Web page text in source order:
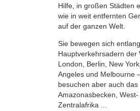
Hilfe, in großen Städten
wie in weit entfernten
auf der ganzen Welt.
Sie bewegen sich
Haupt­verkehrsadern der
London, Berlin, New
Angeles und Melbourne
besuchen aber auch das
Amazonasbecken, West-
Zentralafrika ...